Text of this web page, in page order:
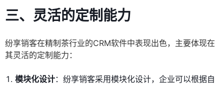
三、灵活的定制能力
纷享销客在精制茶行业的CRM软件中表现出色，主要体现在
其灵活的定制能力：
模块化设计：纷享销客采用模块化设计，企业可以根据自